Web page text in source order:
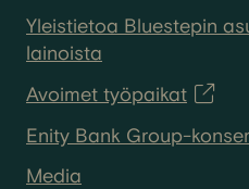
Yleistietoa Bluestepin
lainoista
Avoimet työpaikat
Enity Bank Group-
Media